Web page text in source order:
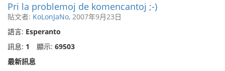
Pri la problemoj de komencantoj ;-)
貼文者: KoLonJaNo, 2007年9月23日
語言: Esperanto
訊息: 1 顯示: 69503
最新訊息